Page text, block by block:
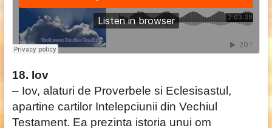
18. Iov
– Iov, alaturi de Proverbele si Eclesisastul,
apartine cartilor Intelepciunii din Vechiul
Testament. Ea prezinta istoria unui om